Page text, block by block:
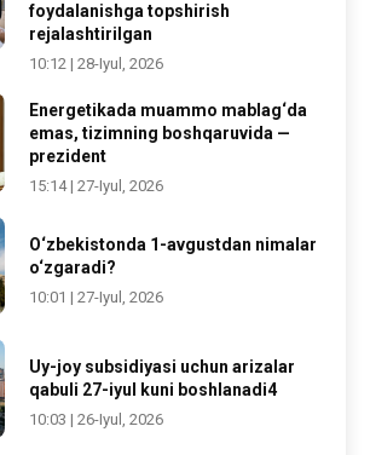
foydalanishga topshirish
rejalashtirilgan
10:12 | 28-Iyul, 2026
Energetikada muammo mablag‘da
emas, tizimning boshqaruvida —
prezident
15:14 | 27-Iyul, 2026
O‘zbekistonda 1-avgustdan nimalar
o‘zgaradi?
10:01 | 27-Iyul, 2026
Uy-joy subsidiyasi uchun arizalar
qabuli 27-iyul kuni boshlanadi4
10:03 | 26-Iyul, 2026